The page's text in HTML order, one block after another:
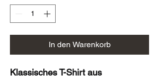
In den Warenkorb
Klassisches T-Shirt aus